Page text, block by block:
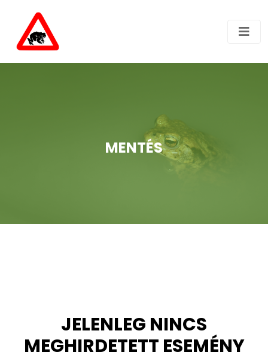
MENTÉS
JELENLEG NINCS
MEGHIRDETETT ESEMÉNY